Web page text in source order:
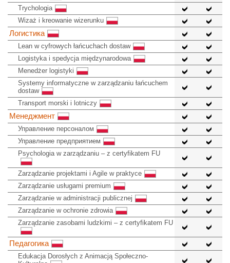
Trychologia
Wizaż i kreowanie wizerunku
Логистика
Lean w cyfrowych łańcuchach dostaw
Logistyka i spedycja międzynarodowa
Menedżer logistyki
Systemy informatyczne w zarządzaniu łańcuchem
dostaw
Transport morski i lotniczy
Менеджмент
Управление персоналом
Управление предприятием
Psychologia w zarządzaniu – z certyfikatem FU
Zarządzanie projektami i Agile w praktyce
Zarządzanie usługami premium
Zarządzanie w administracji publicznej
Zarządzanie w ochronie zdrowia
Zarządzanie zasobami ludzkimi – z certyfikatem FU
Педагогика
Edukacja Dorosłych z Animacją Społeczno-